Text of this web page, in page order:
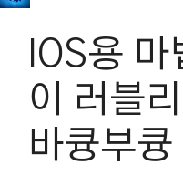
로
IOS용
이 러블
바큥부